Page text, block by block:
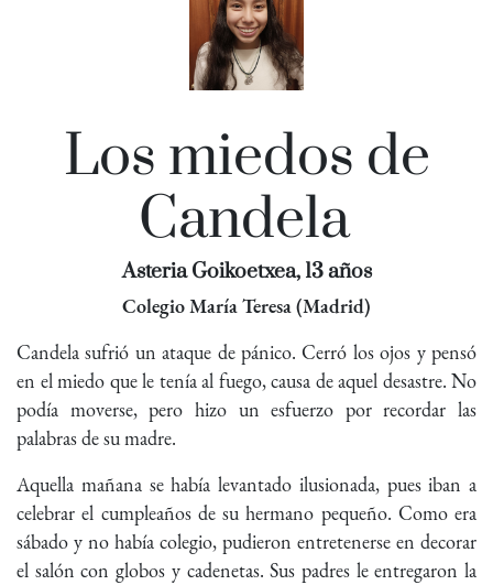
Los miedos de
Candela
Asteria Goikoetxea, 13 años
Colegio María Teresa (Madrid)
Candela sufrió un ataque de pánico. Cerró los ojos y pensó
en el miedo que le tenía al fuego, causa de aquel desastre. No
podía moverse, pero hizo un esfuerzo por recordar las
palabras de su madre.
Aquella mañana se había levantado ilusionada, pues iban a
celebrar el cumpleaños de su hermano pequeño. Como era
sábado y no había colegio, pudieron entretenerse en decorar
el salón con globos y cadenetas. Sus padres le entregaron la